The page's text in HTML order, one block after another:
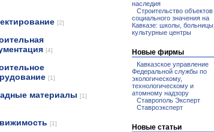
[2]
[4]
[1]
материалы [1]
[1]
наследия
Строительство объектов
социального значения на
Кавказе: школы, больницы,
культурные центры
Новые фирмы
Кавказское управление
Федеральной службы по
экологическому,
технологическому и
атомному надзору
Ставрополь Эксперт
Ставроэксперт
Новые статьи